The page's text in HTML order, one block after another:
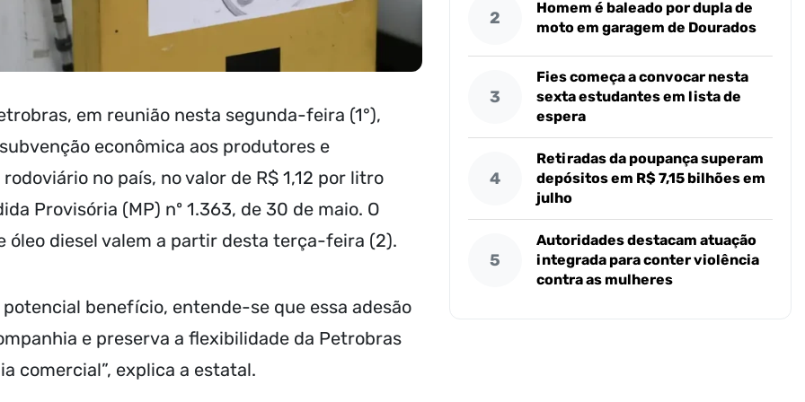
em reunião nesta segunda-feira (1°),
econômica aos produtores e
no país, no valor de R$ 1,12 por litro
Provisória (MP) nº 1.363, de 30 de maio. O
óleo diesel valem a partir desta terça-feira (2).
benefício, entende-se que essa adesão
e preserva a flexibilidade da Petrobras
comercial”, explica a estatal.
2
Homem é baleado por dupla de
moto em garagem de Dourados
3
Fies começa a convocar nesta
sexta estudantes em lista de
espera
4
Retiradas da poupança superam
depósitos em R$ 7,15 bilhões em
julho
5
Autoridades destacam atuação
integrada para conter violência
contra as mulheres